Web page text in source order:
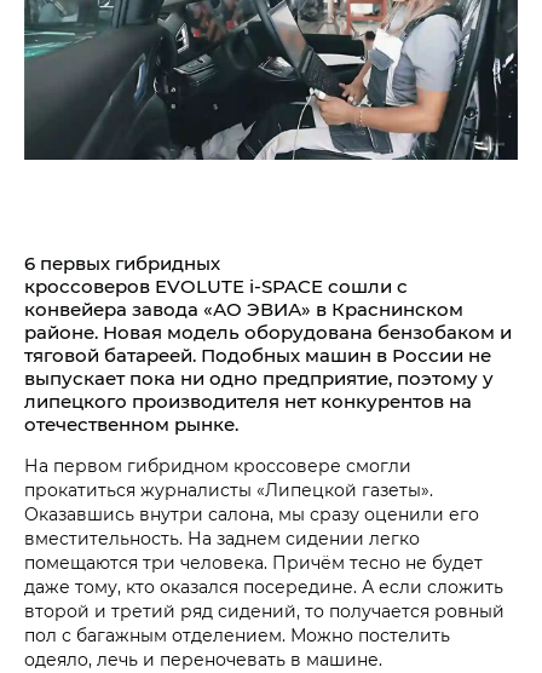
6 первых гибридных
кроссоверов EVOLUTE i‑SPACE сошли с
конвейера завода «АО ЭВИА» в Краснинском
районе. Новая модель оборудована бензобаком и
тяговой батареей. Подобных машин в России не
выпускает пока ни одно предприятие, поэтому у
липецкого производителя нет конкурентов на
отечественном рынке.
На первом гибридном кроссовере смогли
прокатиться журналисты «Липецкой газеты».
Оказавшись внутри салона, мы сразу оценили его
вместительность. На заднем сидении легко
помещаются три человека. Причём тесно не будет
даже тому, кто оказался посередине. А если сложить
второй и третий ряд сидений, то получается ровный
пол с багажным отделением. Можно постелить
одеяло, лечь и переночевать в машине.